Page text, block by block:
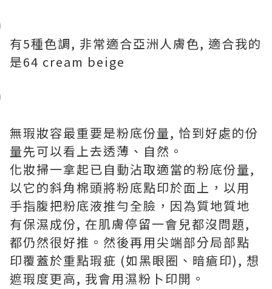
有5種色調, 非常適合亞洲人膚色, 適合我的
是64 cream beige
無瑕妝容最重要是粉底份量, 恰到好處的份
量先可以看上去透薄、自然。
化妝掃一拿起已自動沾取適當的粉底份量,
以它的斜角棉頭將粉底點印於面上，以用
手指腹把粉底液推勻全臉，因為質地質地
有保濕成份, 在肌膚停留一會兒都沒問題,
都仍然很好推。然後再用尖端部分局部點
印覆蓋於重點瑕疵 (如黑眼圈、暗瘡印), 想
遮瑕度更高, 我會用濕粉卜印開。